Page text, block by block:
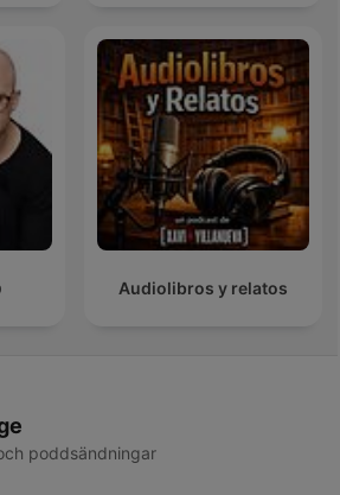
Audiolibros y relatos
poddsändningar